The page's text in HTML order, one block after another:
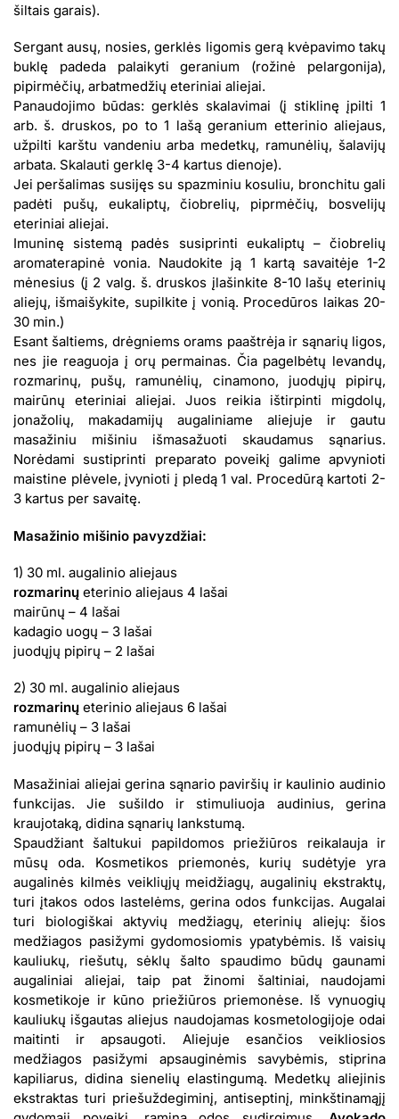
šiltais garais).
Sergant ausų, nosies, gerklės ligomis gerą kvėpavimo takų
buklę padeda palaikyti geranium (rožinė pelargonija),
pipirmėčių, arbatmedžių eteriniai aliejai.
Panaudojimo būdas: gerklės skalavimai (į stiklinę įpilti 1
arb. š. druskos, po to 1 lašą geranium etterinio aliejaus,
užpilti karštu vandeniu arba medetkų, ramunėlių, šalavijų
arbata. Skalauti gerklę 3-4 kartus dienoje).
Jei peršalimas susijęs su spazminiu kosuliu, bronchitu gali
padėti pušų, eukaliptų, čiobrelių, piprmėčių, bosvelijų
eteriniai aliejai.
Imuninę sistemą padės susiprinti eukaliptų – čiobrelių
aromaterapinė vonia. Naudokite ją 1 kartą savaitėje 1-2
mėnesius (į 2 valg. š. druskos įlašinkite 8-10 lašų eterinių
aliejų, išmaišykite, supilkite į vonią. Procedūros laikas 20-
30 min.)
Esant šaltiems, drėgniems orams paaštrėja ir sąnarių ligos,
nes jie reaguoja į orų permainas. Čia pagelbėtų levandų,
rozmarinų, pušų, ramunėlių, cinamono, juodųjų pipirų,
mairūnų eteriniai aliejai. Juos reikia ištirpinti migdolų,
jonažolių, makadamijų augaliniame aliejuje ir gautu
masažiniu mišiniu išmasažuoti skaudamus sąnarius.
Norėdami sustiprinti preparato poveikį galime apvynioti
maistine plėvele, įvynioti į pledą 1 val. Procedūrą kartoti 2-
3 kartus per savaitę.
Masažinio mišinio pavyzdžiai:
1) 30 ml. augalinio aliejaus
rozmarinų eterinio aliejaus 4 lašai
mairūnų – 4 lašai
kadagio uogų – 3 lašai
juodųjų pipirų – 2 lašai
2) 30 ml. augalinio aliejaus
rozmarinų eterinio aliejaus 6 lašai
ramunėlių – 3 lašai
juodųjų pipirų – 3 lašai
Masažiniai aliejai gerina sąnario paviršių ir kaulinio audinio
funkcijas. Jie sušildo ir stimuliuoja audinius, gerina
kraujotaką, didina sąnarių lankstumą.
Spaudžiant šaltukui papildomos priežiūros reikalauja ir
mūsų oda. Kosmetikos priemonės, kurių sudėtyje yra
augalinės kilmės veikliųjų meidžiagų, augalinių ekstraktų,
turi įtakos odos lastelėms, gerina odos funkcijas. Augalai
turi biologiškai aktyvių medžiagų, eterinių aliejų: šios
medžiagos pasižymi gydomosiomis ypatybėmis. Iš vaisių
kauliukų, riešutų, sėklų šalto spaudimo būdų gaunami
augaliniai aliejai, taip pat žinomi šaltiniai, naudojami
kosmetikoje ir kūno priežiūros priemonėse. Iš vynuogių
kauliukų išgautas aliejus naudojamas kosmetologijoje odai
maitinti ir apsaugoti. Aliejuje esančios veikliosios
medžiagos pasižymi apsauginėmis savybėmis, stiprina
kapiliarus, didina sienelių elastingumą. Medetkų aliejinis
ekstraktas turi priešuždegiminį, antiseptinį, minkštinamąjį